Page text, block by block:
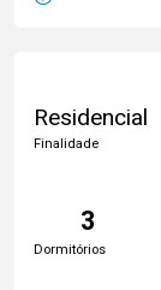
Residencial
Finalidade
3
Dormitórios